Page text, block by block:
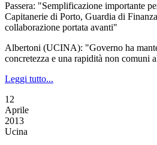
Passera: "Semplificazione importante
Capitanerie di Porto, Guardia di
collaborazione portata avanti"
Albertoni (UCINA): "Governo ha
concretezza e una rapidità non comuni
Leggi tutto...
12
Aprile
2013
Ucina